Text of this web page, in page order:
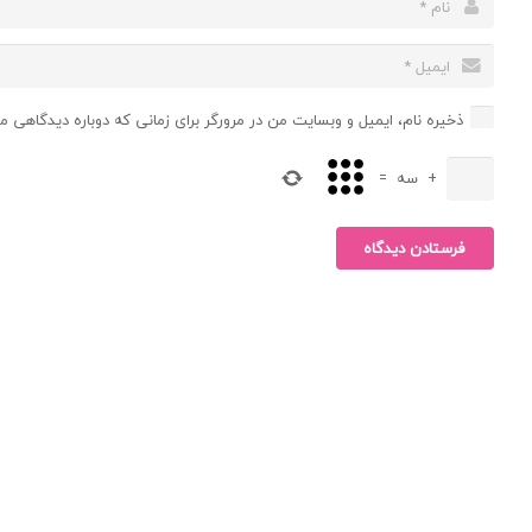
ذخیره نام، ایمیل و وبسایت من در مرورگر برای زمانی که دوباره
+ سه =
فرستادن دیدگاه